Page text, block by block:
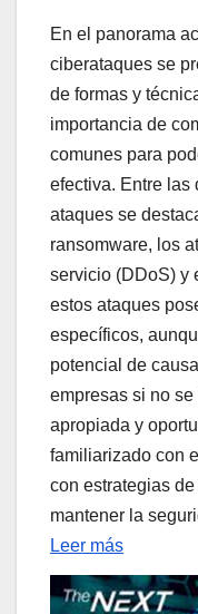
En el panorama
ciberataques se
de formas y
importancia de
comunes para
efectiva. Entre las
ataques se
ransomware, los
servicio (DDoS) y
estos ataques
específicos,
potencial de
empresas si no
apropiada y
familiarizado con
con estrategias
mantener la
Leer más